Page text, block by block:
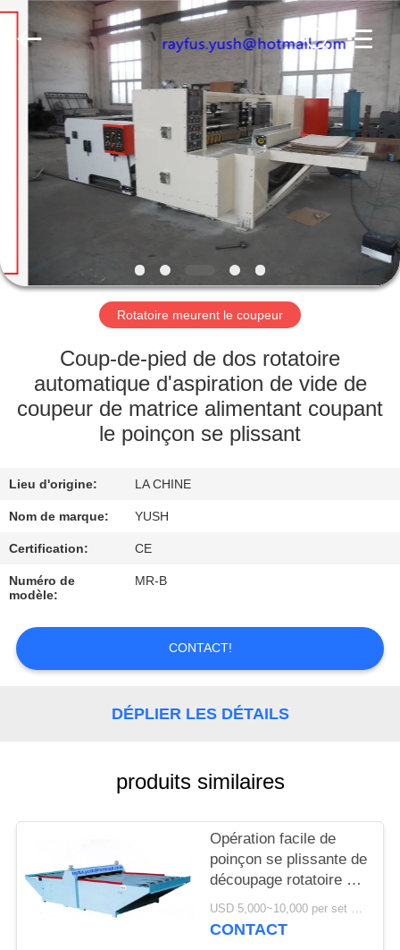
MAISON
PRODUITS
DE
NOUS
VISITE
D'USINE
CONTRÔLE
QUALITÉ
CONTACTEZ-
NOUS
DEMANDEZ
UNE
cartonboxmanufacturingmachine.com.
Reserved.
Rotatoire meurent le coupeur
Coup-de-pied de dos rotatoire
automatique d'aspiration de vide de
coupeur de matrice alimentant coupant
le poinçon se plissant
Lieu d'origine: LA CHINE
Nom de marque: YUSH
Certification: CE
Numéro de
modèle:
MR-B
CONTACT!
DÉPLIER LES DÉTAILS
produits similaires
Opération facile de
poinçon se plissante de
découpage rotatoire de
compteur de largeur
d'équipement de plate-
USD 5,000~10,000 per set MOQ:1 ensemble
CONTACT